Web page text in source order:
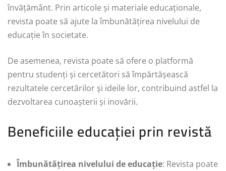
învățământ. Prin articole și materiale educaționale,
revista poate să ajute la îmbunătățirea nivelului de
educație în societate.
De asemenea, revista poate să ofere o platformă
pentru studenți și cercetători să împărtășească
rezultatele cercetărilor și ideile lor, contribuind astfel la
dezvoltarea cunoașterii și inovării.
Beneficiile educației prin revistă
Îmbunătățirea nivelului de educație: Revista poate